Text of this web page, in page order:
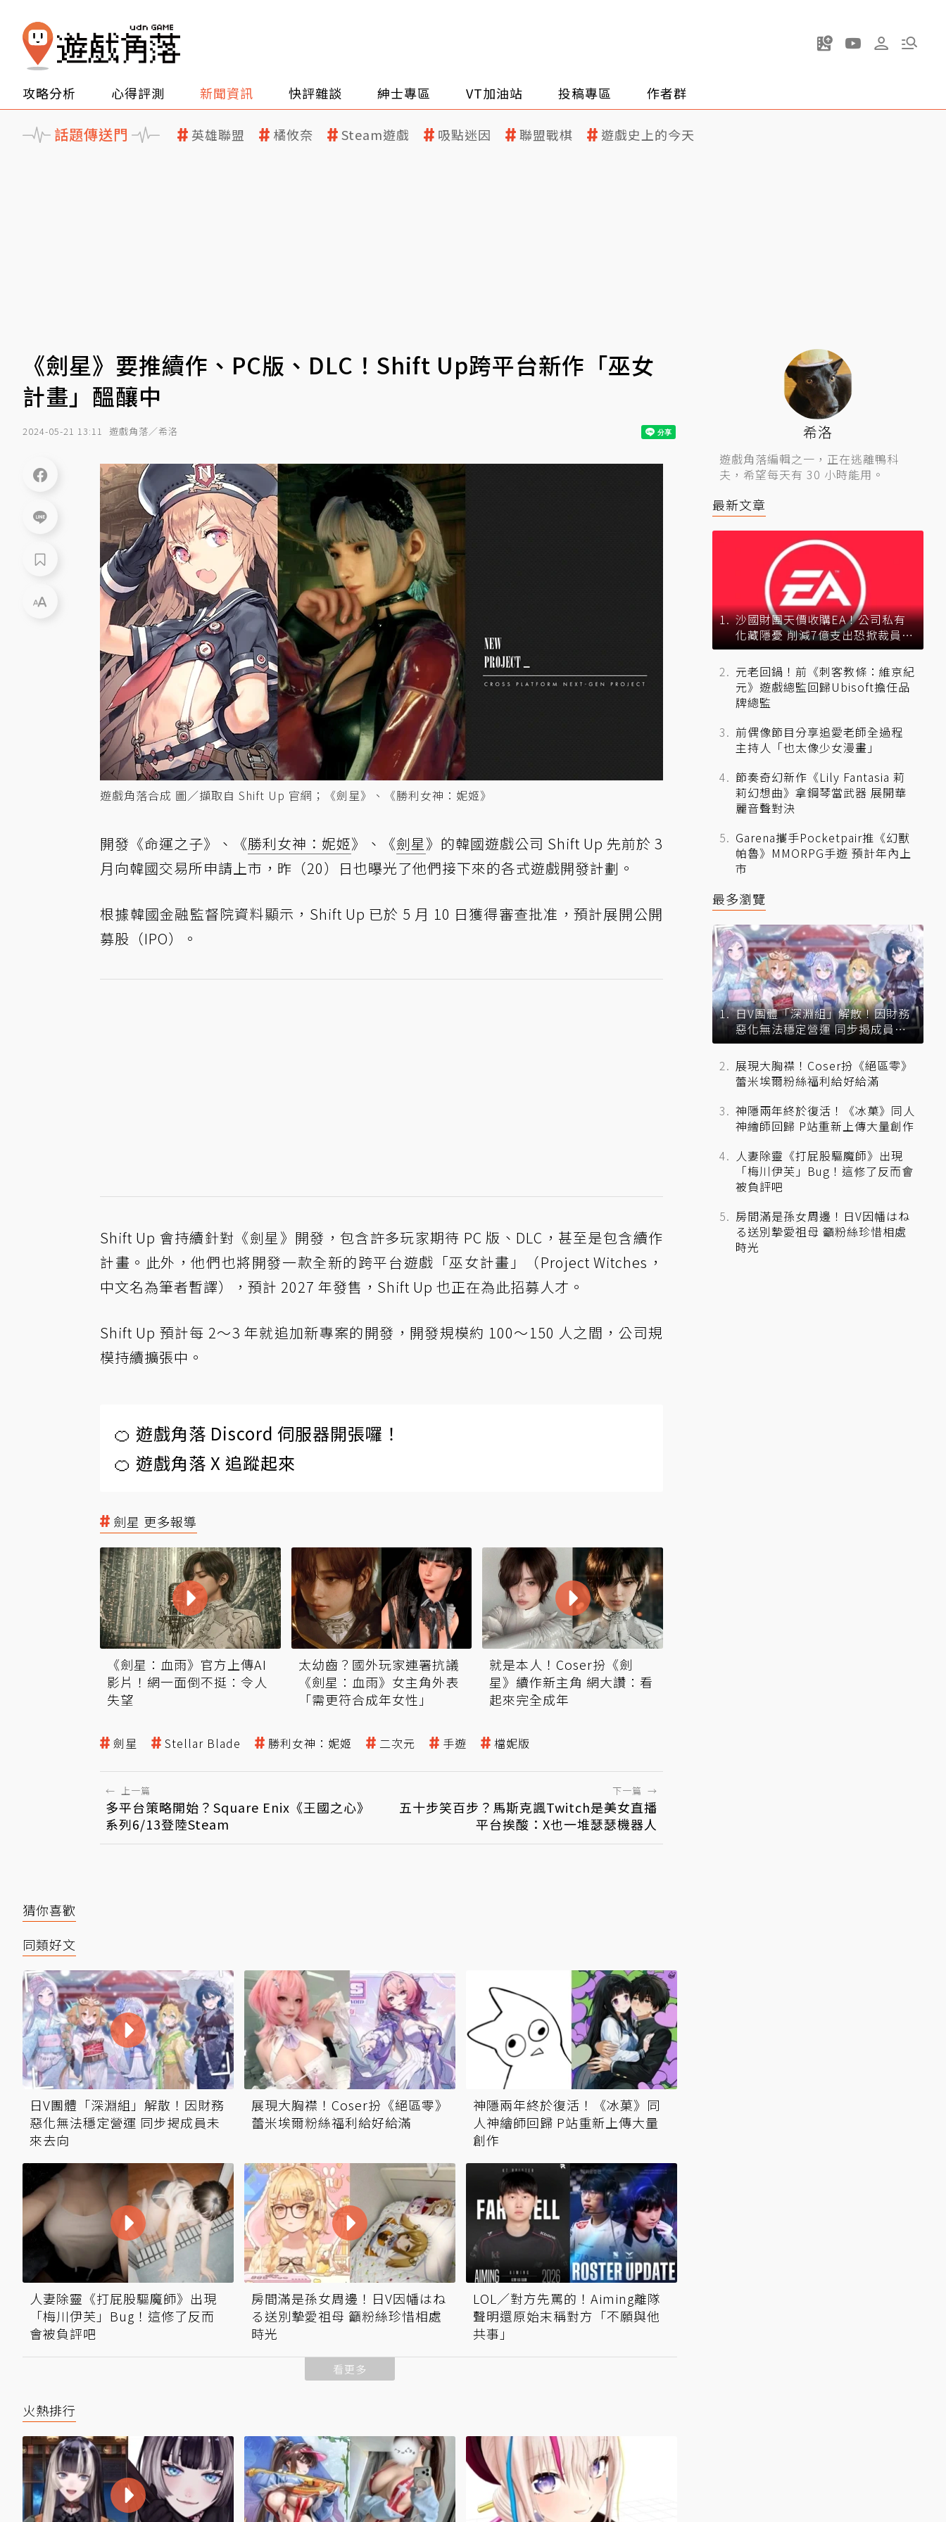
攻略分析 心得評測 新聞資訊 快評雜談 紳士專區 VT加油站 投稿專區 作者群
話題傳送門 英雄聯盟 橘攸奈 Steam遊戲 吸點迷因 聯盟戰棋 遊戲史上的今天
《劍星》要推續作、PC版、DLC！Shift Up跨平台新作「巫女
計畫」醞釀中
2024-05-21 13:11 遊戲角落／希洛
遊戲角落合成 圖／擷取自 Shift Up 官網；《劍星》、《勝利女神：妮姬》
開發《命運之子》、《勝利女神：妮姬》、《劍星》的韓國遊戲公司 Shift Up 先前於 3
月向韓國交易所申請上市，昨（20）日也曝光了他們接下來的各式遊戲開發計劃。
根據韓國金融監督院資料顯示，Shift Up 已於 5 月 10 日獲得審查批准，預計展開公開
募股（IPO）。
Shift Up 會持續針對《劍星》開發，包含許多玩家期待 PC 版、DLC，甚至是包含續作
計畫。此外，他們也將開發一款全新的跨平台遊戲「巫女計畫」（Project Witches，
中文名為筆者暫譯），預計 2027 年發售，Shift Up 也正在為此招募人才。
Shift Up 預計每 2～3 年就追加新專案的開發，開發規模約 100～150 人之間，公司規
模持續擴張中。
🍊 遊戲角落 Discord 伺服器開張囉！
🍊 遊戲角落 X 追蹤起來
劍星 更多報導
《劍星：血雨》官方上傳AI
影片！網一面倒不挺：令人
失望
太幼齒？國外玩家連署抗議
《劍星：血雨》女主角外表
「需更符合成年女性」
就是本人！Coser扮《劍
星》續作新主角 網大讚：看
起來完全成年
劍星 Stellar Blade 勝利女神：妮姬 二次元 手遊 檔妮版
← 上一篇
多平台策略開始？Square Enix《王國之心》
系列6/13登陸Steam
下一篇 →
五十步笑百步？馬斯克諷Twitch是美女直播
平台挨酸：X也一堆瑟瑟機器人
猜你喜歡
同類好文
日V團體「深淵組」解散！因財務
惡化無法穩定營運 同步揭成員未
來去向
展現大胸襟！Coser扮《絕區零》
蕾米埃爾粉絲福利給好給滿
神隱兩年終於復活！《冰菓》同
人神繪師回歸 P站重新上傳大量
創作
人妻除靈《打屁股驅魔師》出現
「梅川伊芙」Bug！這修了反而
會被負評吧
房間滿是孫女周邊！日V因幡はね
る送別摯愛祖母 籲粉絲珍惜相處
時光
LOL／對方先罵的！Aiming離隊
聲明還原始末稱對方「不願與他
共事」
看更多
火熱排行
希洛
遊戲角落編輯之一，正在逃離鴨科
夫，希望每天有 30 小時能用。
最新文章
沙國財團天價收購EA！公司私有
化藏隱憂 削減7億支出恐掀裁員風
暴？
元老回鍋！前《刺客教條：維京紀
元》遊戲總監回歸Ubisoft擔任品
牌總監
前偶像節目分享追愛老師全過程
主持人「也太像少女漫畫」
節奏奇幻新作《Lily Fantasia 莉
莉幻想曲》拿鋼琴當武器 展開華
麗音聲對決
Garena攜手Pocketpair推《幻獸
帕魯》MMORPG手遊 預計年內上
市
最多瀏覽
日V團體「深淵組」解散！因財務
惡化無法穩定營運 同步揭成員未
來去向
展現大胸襟！Coser扮《絕區零》
蕾米埃爾粉絲福利給好給滿
神隱兩年終於復活！《冰菓》同人
神繪師回歸 P站重新上傳大量創作
人妻除靈《打屁股驅魔師》出現
「梅川伊芙」Bug！這修了反而會
被負評吧
房間滿是孫女周邊！日V因幡はね
る送別摯愛祖母 籲粉絲珍惜相處
時光